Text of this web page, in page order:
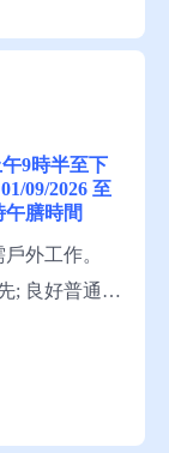
9時半至下
09/2026 至
午膳時間
外工作。
; 良好普通
作主動積
管理有限公